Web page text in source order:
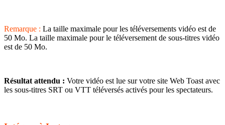
Remarque : La taille maximale pour les téléversements vidéo est de
50 Mo. La taille maximale pour le téléversement de sous-titres vidéo
est de 50 Mo.
Résultat attendu : Votre vidéo est lue sur votre site Web Toast avec
les sous-titres SRT ou VTT téléversés activés pour les spectateurs.